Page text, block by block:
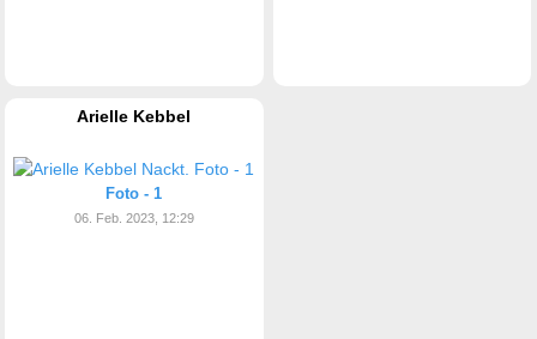
Arielle Kebbel
Foto - 1
06. Feb. 2023, 12:29